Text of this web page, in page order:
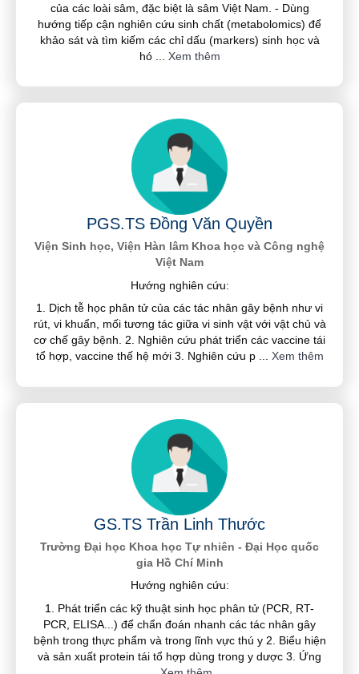
của các loài sâm, đặc biệt là sâm Việt Nam. - Dùng
hướng tiếp cận nghiên cứu sinh chất (metabolomics) để
khảo sát và tìm kiếm các chỉ dấu (markers) sinh học và
hó
Xem thêm
PGS.TS Đồng Văn Quyền
Viện Sinh học, Viện Hàn lâm Khoa học và Công nghệ
Việt Nam
Hướng nghiên cứu:
1. Dịch tễ học phân tử của các tác nhân gây bệnh như vi
rút, vi khuẩn, mối tương tác giữa vi sinh vật với vật chủ và
cơ chế gây bệnh. 2. Nghiên cứu phát triển các vaccine tái
tổ hợp, vaccine thế hệ mới 3. Nghiên cứu p
Xem thêm
GS.TS Trần Linh Thước
Trường Đại học Khoa học Tự nhiên - Đại Học quốc
gia Hồ Chí Minh
Hướng nghiên cứu:
1. Phát triển các kỹ thuật sinh học phân tử (PCR, RT-
PCR, ELISA...) để chẩn đoán nhanh các tác nhân gây
bệnh trong thực phẩm và trong lĩnh vực thú y 2. Biểu hiện
và sản xuất protein tái tổ hợp dùng trong y dược 3. Ứng